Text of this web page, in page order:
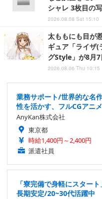
シャレ 3枚目の
2026.08.08 Sat 15:10
太ももにも目が
ギュア「ライザ(
グStyle」が8月
2026.08.06 Thu 10:15
業務サポート/世界的な名
性を活かす、フルCGアニ
AnyKan株式会社
東京都
時給1,400円～2,400円
派遣社員
「寮完備で身軽にスター
長期安定/20~30代活躍中